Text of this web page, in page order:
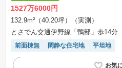
1527万6000円
132.9m²（40.20坪）（実測）
とさでん交通伊野線「鴨部」歩14分
前面棟無 閑静な住宅地 平坦地